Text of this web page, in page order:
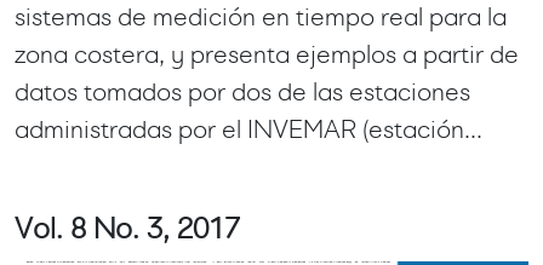
sistemas de medición en tiempo real para la
zona costera, y presenta ejemplos a partir de
datos tomados por dos de las estaciones
administradas por el INVEMAR (estación...
Vol. 8 No. 3, 2017